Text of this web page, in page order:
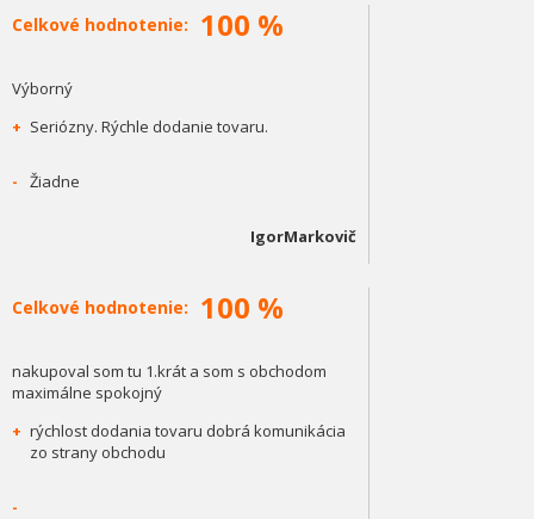
Celkové hodnotenie: 100 %
Výborný
+ Seriózny. Rýchle dodanie tovaru.
- Žiadne
IgorMarkovič
Celkové hodnotenie: 100 %
nakupoval som tu 1.krát a som s obchodom
maximálne spokojný
+ rýchlost dodania tovaru dobrá komunikácia
zo strany obchodu
-